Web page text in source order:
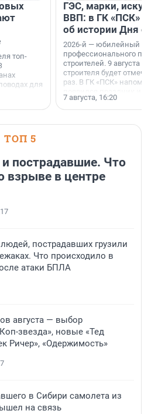
топ-
для
ГЭС, марки,
ВВП: в ГК «ПСК»
об истории Дня
2026-й — юбилейный
профессионального
строителей. 9 августа
строителя будет
раз. В ГК «ПСК»
поменялась роль
7 августа, 16:20
ТОП 5
пострадавшие. Что
взрыве в центре
пострадавших грузили
Что происходило в
атаки БПЛА
августа — выбор
звезда», новые «Тед
Ричер», «Одержимость»
в Сибири самолета из
на связь